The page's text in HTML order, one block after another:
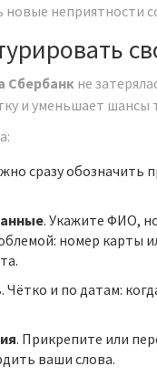
новые неприятности
Сбербанк не
и уменьшает шансы
сразу обозначить
. Укажите ФИО,
номер карты
. Чётко и по датам:
. Прикрепите или
ваши слова.